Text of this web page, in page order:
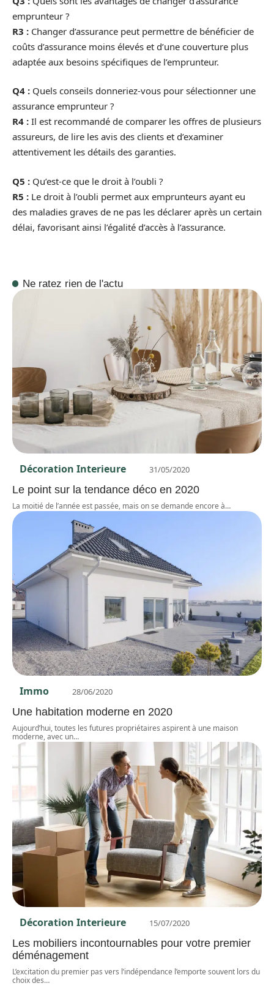
emprunteur ?
R3 : Changer d’assurance peut permettre de bénéficier de
coûts d’assurance moins élevés et d’une couverture plus
adaptée aux besoins spécifiques de l’emprunteur.
Q4 : Quels conseils donneriez-vous pour sélectionner une
assurance emprunteur ?
R4 : Il est recommandé de comparer les offres de plusieurs
assureurs, de lire les avis des clients et d’examiner
attentivement les détails des garanties.
Q5 : Qu’est-ce que le droit à l’oubli ?
R5 : Le droit à l’oubli permet aux emprunteurs ayant eu
des maladies graves de ne pas les déclarer après un certain
délai, favorisant ainsi l’égalité d’accès à l’assurance.
Ne ratez rien de l'actu
Décoration Interieure 31/05/2020
Le point sur la tendance déco en 2020
La moitié de l’année est passée, mais on se demande encore à…
Immo 28/06/2020
Une habitation moderne en 2020
Aujourd’hui, toutes les futures propriétaires aspirent à une maison
moderne, avec un…
Décoration Interieure 15/07/2020
Les mobiliers incontournables pour votre premier
déménagement
L’excitation du premier pas vers l’indépendance l’emporte souvent lors du
choix des…